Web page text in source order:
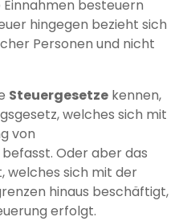
besteuern
hingegen bezieht sich
Personen und nicht
Steuergesetze kennen,
welches sich mit
von
Oder aber das
welches sich mit der
hinaus beschäftigt,
erfolgt.